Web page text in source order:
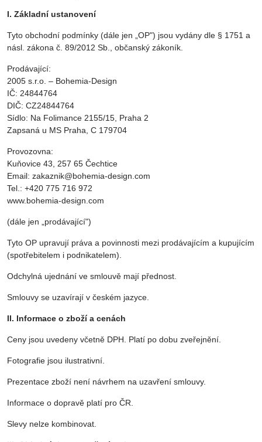
I. Základní ustanovení
Tyto obchodní podmínky (dále jen „OP") jsou vydány dle § 1751 a
násl. zákona č. 89/2012 Sb., občanský zákoník.
Prodávající:
2005 s.r.o. – Bohemia-Design
IČ: 24844764
DIČ: CZ24844764
Sídlo: Na Folimance 2155/15, Praha 2
Zapsaná u MS Praha, C 179704
Provozovna:
Kuňovice 43, 257 65 Čechtice
Email: zakaznik@bohemia-design.com
Tel.: +420 775 716 972
www.bohemia-design.com
(dále jen „prodávající")
Tyto OP upravují práva a povinnosti mezi prodávajícím a kupujícím
(spotřebitelem i podnikatelem).
Odchylná ujednání ve smlouvě mají přednost.
Smlouvy se uzavírají v českém jazyce.
II. Informace o zboží a cenách
Ceny jsou uvedeny včetně DPH. Platí po dobu zveřejnění.
Fotografie jsou ilustrativní.
Prezentace zboží není návrhem na uzavření smlouvy.
Informace o dopravě platí pro ČR.
Slevy nelze kombinovat.